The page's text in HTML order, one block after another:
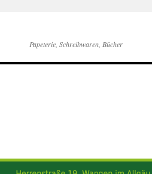
Papeterie, Schreibwaren, Bücher